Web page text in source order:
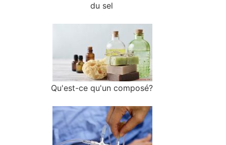
du sel
Qu'est-ce qu'un composé?